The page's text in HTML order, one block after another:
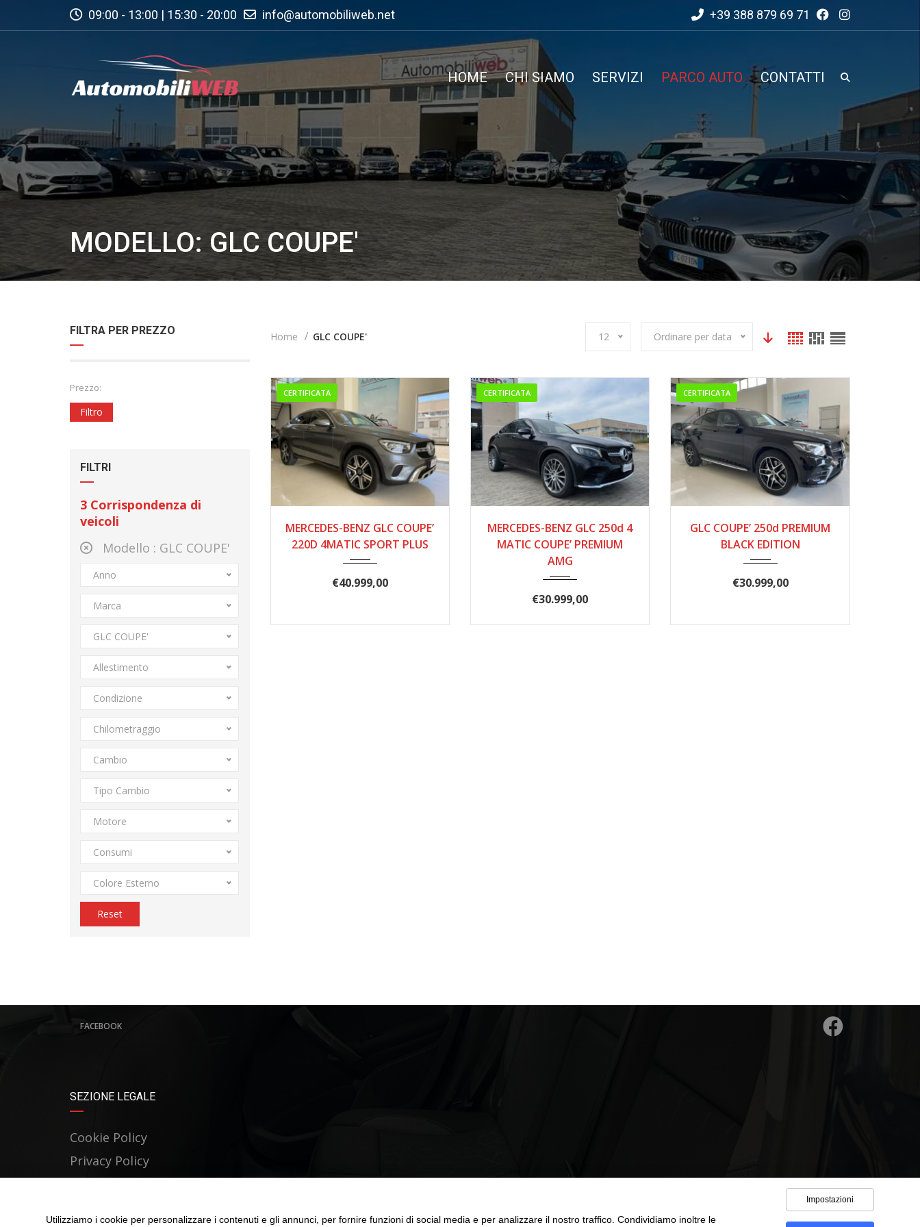
09:00 - 13:00 | 15:30 - 20:00 info@automobiliweb.net +39 388 879 69 71
HOME CHI SIAMO SERVIZI PARCO AUTO CONTATTI
MODELLO: GLC COUPE'
FILTRA PER PREZZO
Prezzo:
Filtro
FILTRI
3 Corrispondenza di
veicoli
Modello : GLC COUPE'
Anno
Marca
GLC COUPE'
Allestimento
Condizione
Chilometraggio
Cambio
Tipo Cambio
Motore
Consumi
Colore Esterno
Reset
Home GLC COUPE' 12 Ordinare per data
CERTIFICATA
2020
9 MAR...
190000
MERCEDES-BENZ GLC COUPE’
220D 4MATIC SPORT PLUS
€40.999,00
CERTIFICATA
2016 277000
MERCEDES-BENZ GLC 250d 4
MATIC COUPE’ PREMIUM
AMG
€30.999,00
CERTIFICATA
2017
8 MAR...
260000
GLC COUPE’ 250d PREMIUM
BLACK EDITION
€30.999,00
FACEBOOK
SEZIONE LEGALE
Cookie Policy
Privacy Policy
Utilizziamo i cookie per personalizzare i contenuti e gli annunci, per fornire funzioni di social media e per analizzare il nostro traffico. Condividiamo inoltre le
Impostazioni